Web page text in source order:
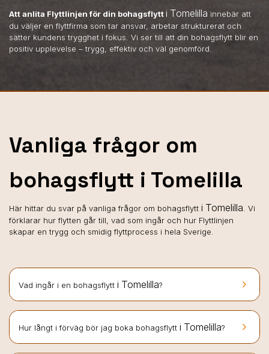
Att anlita Flyttlinjen för din bohagsflytti Tomelilla innebär att
du väljer en flyttfirma som tar ansvar, arbetar strukturerat och
sätter kundens trygghet i fokus. Vi ser till att din bohagsflytt blir en
positiv upplevelse – trygg, effektiv och väl genomförd.
Vanliga frågor om
bohagsflytt i Tomelilla
Här hittar du svar på vanliga frågor om bohagsflytt i Tomelilla . Vi
förklarar hur flytten går till, vad som ingår och hur Flyttlinjen
skapar en trygg och smidig flyttprocess i hela Sverige.
keyboard_arrow_right
Vad ingår i en bohagsflytt i Tomelilla?
keyboard_arrow_right
Hur långt i förväg bör jag boka bohagsflytt i Tomelilla?